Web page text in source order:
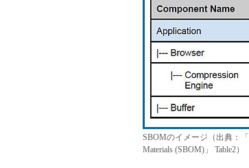
SBOMのイメージ（出典：「
Materials (SBOM)」 Table2）